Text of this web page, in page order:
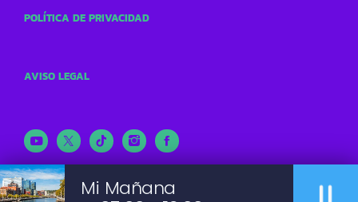
Mi Mañana
POLÍTICA DE PRIVACIDAD
AVISO LEGAL